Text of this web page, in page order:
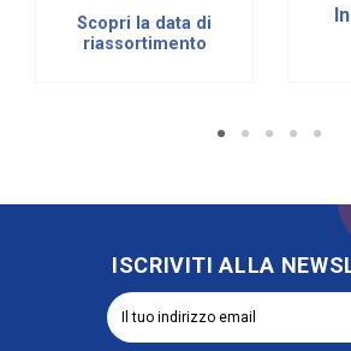
Scopri la data di
riassortimento
ISCRIVITI ALLA